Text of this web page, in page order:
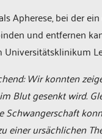
Apherese, bei der
und entfernen
Universitätsklinikum
Wir konnten
Blut gesenkt wird.
ursächlichen